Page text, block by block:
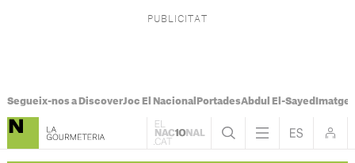
Segueix-nos a DiscoverJoc El Nacional PortadesAbdul El-Sayed